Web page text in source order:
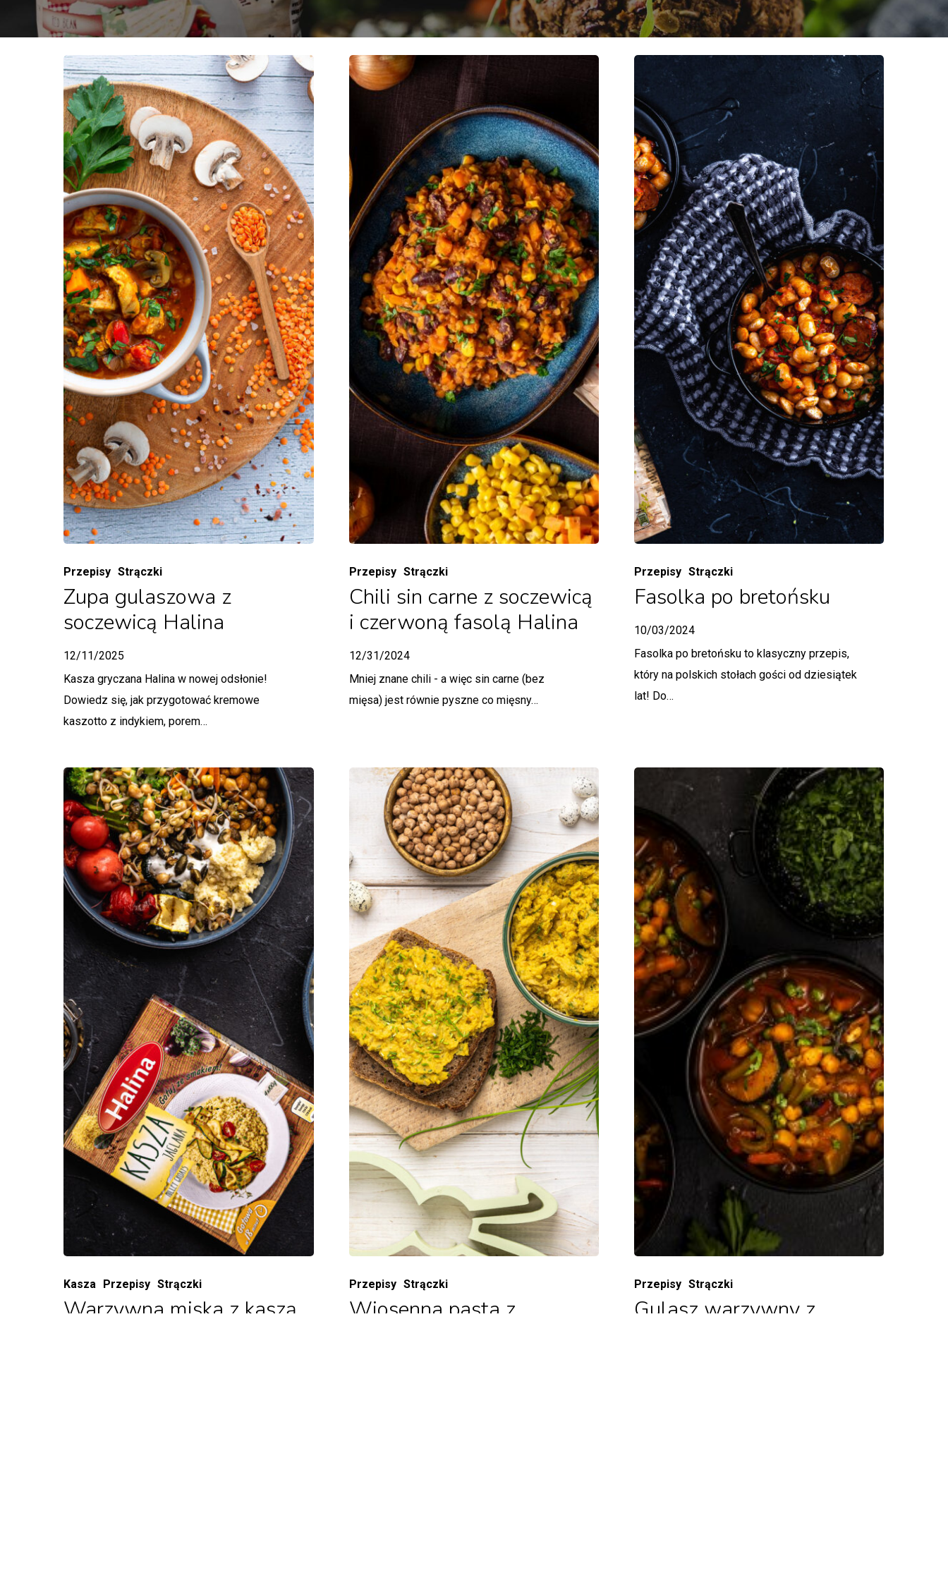
Przepisy Strączki
Zupa gulaszowa z
soczewicą Halina
12/11/2025
Kasza gryczana Halina w nowej odsłonie!
Dowiedz się, jak przygotować kremowe
kaszotto z indykiem, porem…
Przepisy Strączki
Chili sin carne z soczewicą
i czerwoną fasolą Halina
12/31/2024
Mniej znane chili - a więc sin carne (bez
mięsa) jest równie pyszne co mięsny…
Przepisy Strączki
Fasolka po bretońsku
10/03/2024
Fasolka po bretońsku to klasyczny przepis,
który na polskich stołach gości od dziesiątek
lat! Do…
Kasza Przepisy Strączki
Warzywna miska z kaszą
Przepisy Strączki
Wiosenna pasta z
Przepisy Strączki
Gulasz warzywny z
Sawex Foods Spółka Akcyjna
e-mail:
sawex@sawexfoods.pl
Zobacz także
Halina
Britta
Ocelio